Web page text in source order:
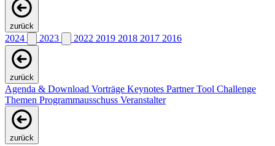
zurück
2024 2023 2022 2019 2018 2017 2016
zurück
Agenda & Download Vorträge Keynotes PartnerTool Challenge
Themen Programmausschuss Veranstalter
zurück